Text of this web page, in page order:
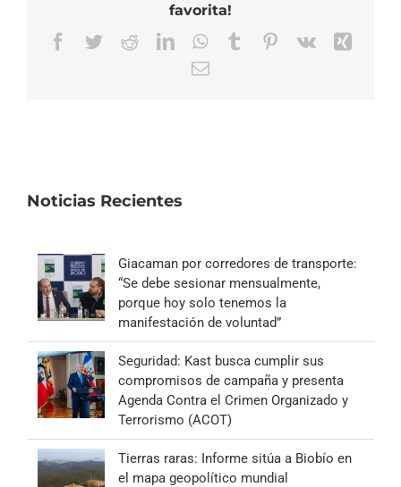
favorita!
Facebook
TwitterRedditLinkedInWhatsApp
TumblrPinterest
Vk
Correo
Noticias Recientes
Giacaman por corredores de transporte:
“Se debe sesionar mensualmente,
porque hoy solo tenemos la
manifestación de voluntad”
Seguridad: Kast busca cumplir sus
compromisos de campaña y presenta
Agenda Contra el Crimen Organizado y
Terrorismo (ACOT)
Tierras raras: Informe sitúa a Biobío en
el mapa geopolítico mundial